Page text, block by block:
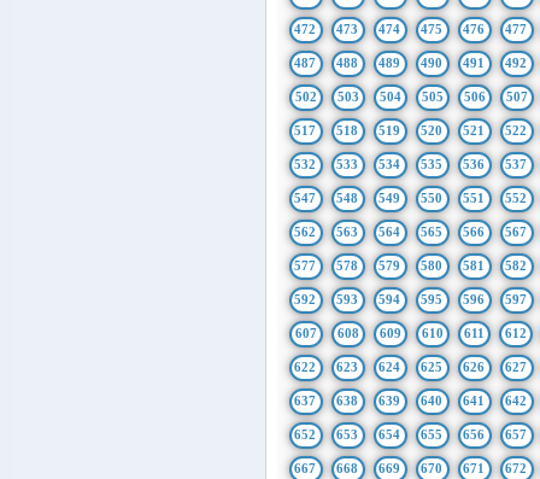
472 473 474 475 476 477
487 488 489 490 491 492
502 503 504 505 506 507
517 518 519 520 521 522
532 533 534 535 536 537
547 548 549 550 551 552
562 563 564 565 566 567
577 578 579 580 581 582
592 593 594 595 596 597
607 608 609 610 611 612
622 623 624 625 626 627
637 638 639 640 641 642
652 653 654 655 656 657
667 668 669 670 671 672